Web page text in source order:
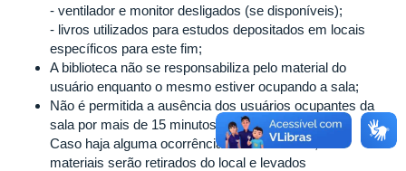
- ventilador e monitor desligados (se disponíveis);
- livros utilizados para estudos depositados em locais
específicos para este fim;
A biblioteca não se responsabiliza pelo material do
usuário enquanto o mesmo estiver ocupando a sala;
Não é permitida a ausência dos usuários ocupantes da
sala por mais de 15 minutos.
Caso haja alguma ocorrência desta natureza, os
materiais serão retirados do local e levados